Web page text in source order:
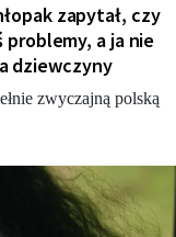
zapytał, czy
problemy, a ja nie
dziewczyny
zwyczajną polską